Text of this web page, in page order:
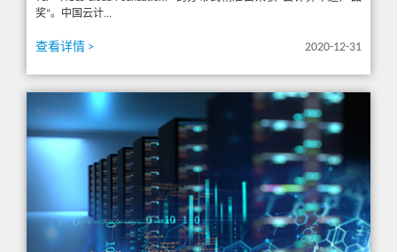
奖”。中国云计...
查看详情 > 2020-12-31